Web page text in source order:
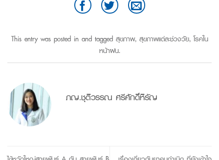
This entry was posted in and tagged สุขภาพ, สุขภาพแต่ละช่วงวัย,โรคใน
หน้าฝน.
ภญ.ชุติวรรณ ศรีศักดิ์หิรัญ